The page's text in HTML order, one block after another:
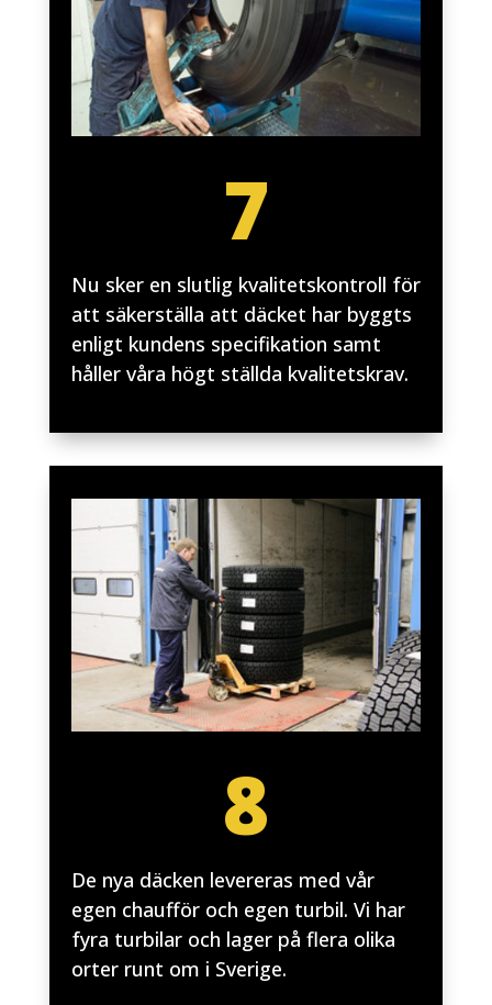
7
Nu sker en slutlig kvalitetskontroll för
att säkerställa att däcket har byggts
enligt kundens specifikation samt
håller våra högt ställda kvalitetskrav.
8
De nya däcken levereras med vår
egen chaufför och egen turbil. Vi har
fyra turbilar och lager på flera olika
orter runt om i Sverige.